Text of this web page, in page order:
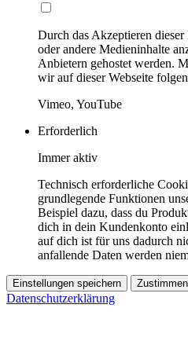
Durch das Akzeptieren
oder andere Medieninhalte
Anbietern gehostet werden.
wir auf dieser Webseite
Vimeo, YouTube
Erforderlich
Immer aktiv
Technisch erforderliche
grundlegende Funktionen
Beispiel dazu, dass du
dich in dein Kundenkonto
auf dich ist für uns dadurch
anfallende Daten werden
Einstellungen speichern Zustimmen
Datenschutzerklärung